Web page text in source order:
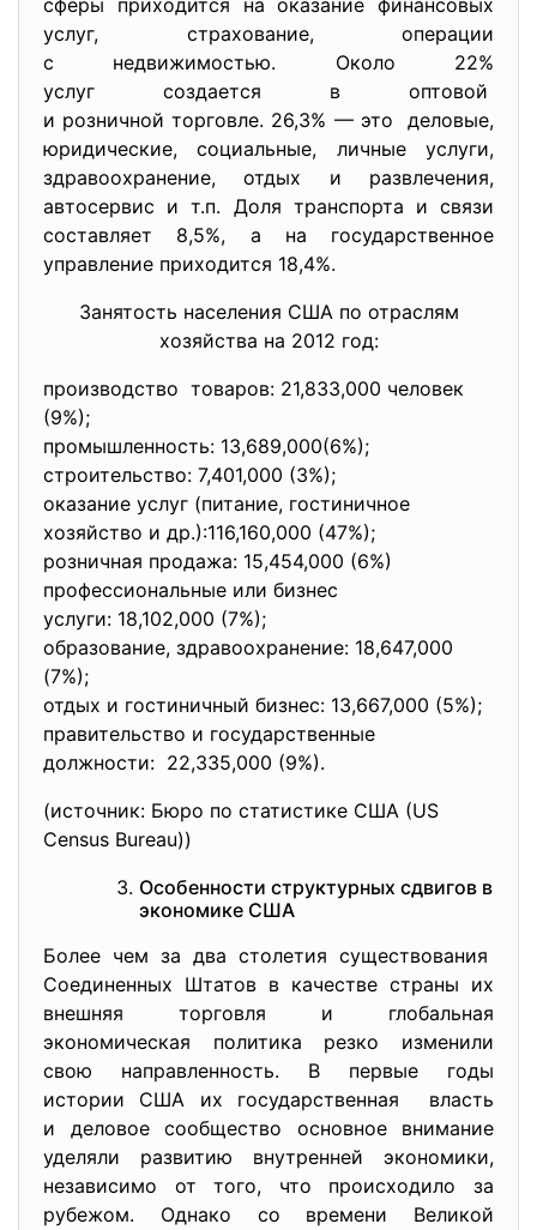
сферы приходится на оказание финансовых
услуг, страхование, операции
с недвижимостью. Около 22%
услуг создается в оптовой
и розничной торговле. 26,3% — это деловые,
юридические, социальные, личные услуги,
здравоохранение, отдых и развлечения,
автосервис и т.п. Доля транспорта и связи
составляет 8,5%, а на государственное
управление приходится 18,4%.
Занятость населения США по отраслям
хозяйства на 2012 год:
производство товаров: 21,833,000 человек
(9%);
промышленность: 13,689,000(6%);
строительство: 7,401,000 (3%);
оказание услуг (питание, гостиничное
хозяйство и др.):116,160,000 (47%);
розничная продажа: 15,454,000 (6%)
профессиональные или бизнес
услуги: 18,102,000 (7%);
образование, здравоохранение: 18,647,000
(7%);
отдых и гостиничный бизнес: 13,667,000 (5%);
правительство и государственные
должности: 22,335,000 (9%).
(источник: Бюро по статистике США (US
Census Bureau))
Особенности структурных сдвигов в
экономике США
Более чем за два столетия существования
Соединенных Штатов в качестве страны их
внешняя торговля и глобальная
экономическая политика резко изменили
свою направленность. В первые годы
истории США их государственная власть
и деловое сообщество основное внимание
уделяли развитию внутренней экономики,
независимо от того, что происходило за
рубежом. Однако со времени Великой